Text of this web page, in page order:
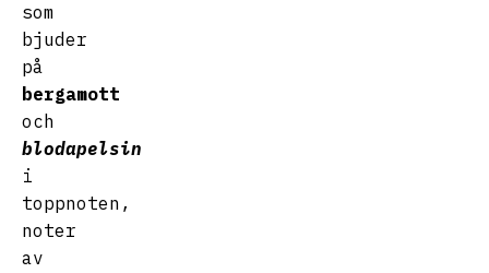
som
bjuder
på
bergamott
och
blodapelsin
i
toppnoten,
noter
av